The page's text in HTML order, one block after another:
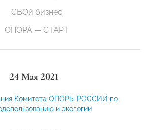
СВОй бизнес
ОПОРА — СТАРТ
24 Мая 2021
Комитета ОПОРЫ РОССИИ по
и экологии